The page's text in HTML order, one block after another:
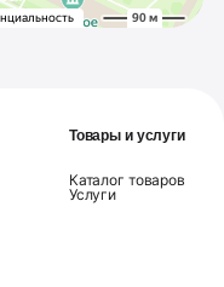
Товары и услуги
Каталог товаров
Услуги